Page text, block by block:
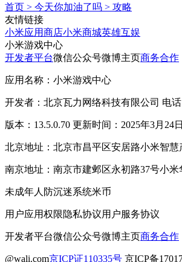
首页 > 今天你加油了吗 > 攻略
友情链接
小米应用商店小米商城英雄互娱
小米游戏中心
开发者平台微信公众号微博主页商务合作
应用名称：小米游戏中心
开发者：北京瓦力网络科技有限公司 电话
版本：13.5.0.70 更新时间：2025年3月24日
北京地址：北京市昌平区安居路小米智慧
南京地址：南京市建邺区永初路37号小米
未成年人防沉迷系统米币
用户应用权限隐私协议用户服务协议
开发者平台微信公众号微博主页商务合作
@wali.com京ICP证110335号 京ICP备